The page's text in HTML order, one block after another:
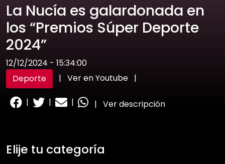
La Nucía es galardonada en
los “Premios Súper Deporte
2024”
12/12/2024 - 15:34:00
Deporte
| Ver en Youtube |
| | | | Ver descripción
Elije tu categoría